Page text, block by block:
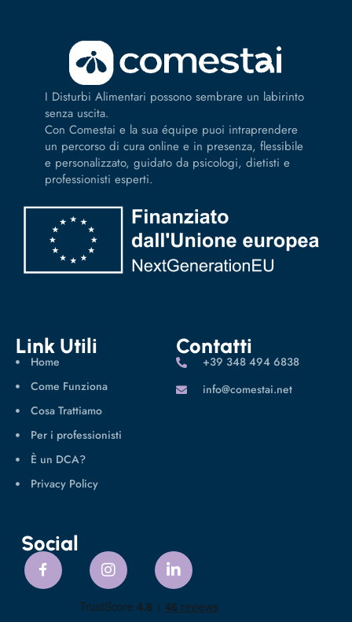
I Disturbi Alimentari possono sembrare un labirinto
senza uscita.
Con Comestai e la sua équipe puoi intraprendere
un percorso di cura online e in presenza, flessibile
e personalizzato, guidato da psicologi, dietisti e
professionisti esperti.
Link Utili
Home
Come Funziona
Cosa Trattiamo
Per i professionisti
È un DCA?
Privacy Policy
Contatti
‪+39 348 494 6838
info@comestai.net
Social